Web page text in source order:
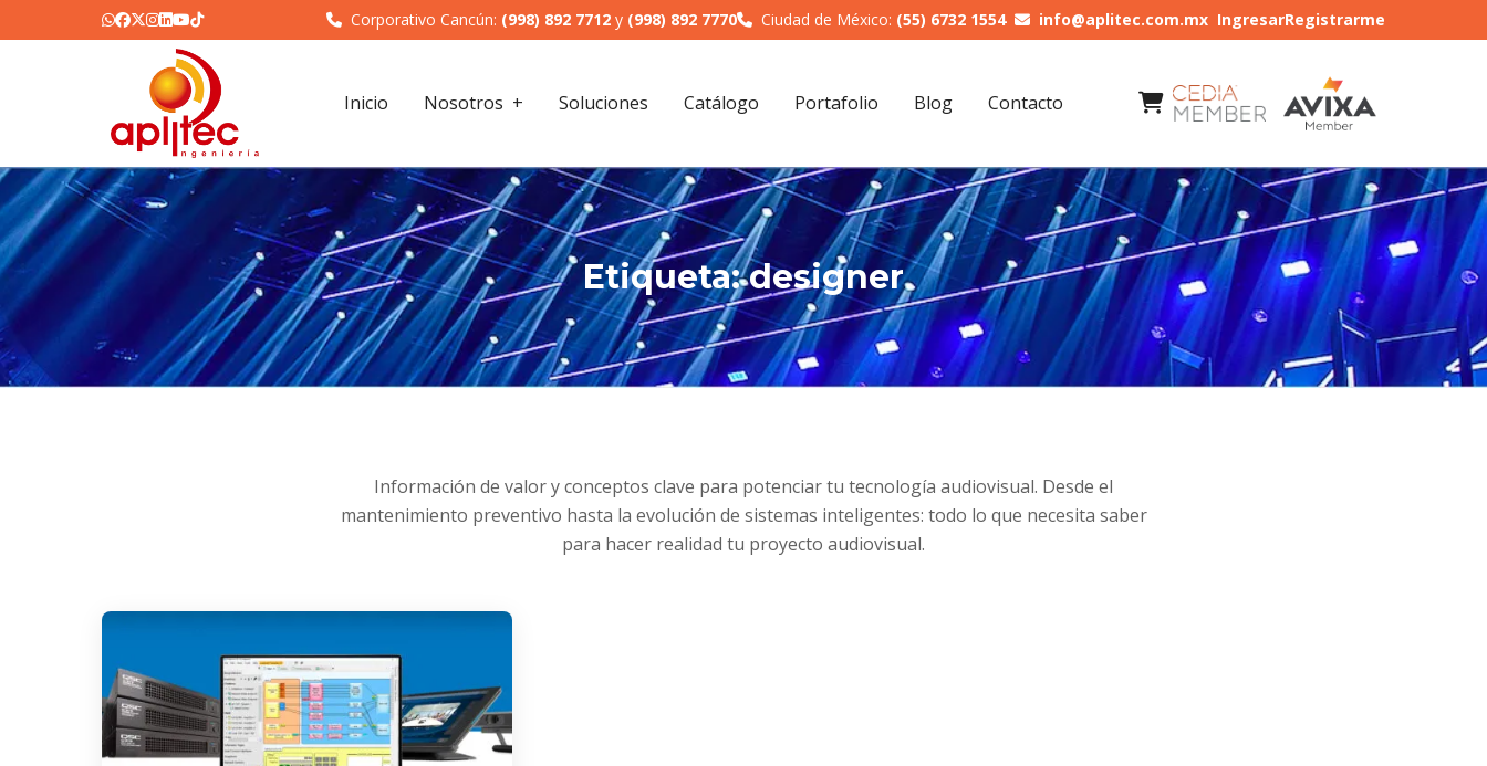
Corporativo Cancún: (998) 892 7712 y (998) 892 7770 Ciudad de México: (55) 6732 1554 info@aplitec.com.mx IngresarRegistrarme
Inicio Nosotros Soluciones Catálogo Portafolio Blog Contacto
Etiqueta:designer
Información de valor y conceptos clave para potenciar tu tecnología audiovisual. Desde el
mantenimiento preventivo hasta la evolución de sistemas inteligentes: todo lo que necesita saber
para hacer realidad tu proyecto audiovisual.